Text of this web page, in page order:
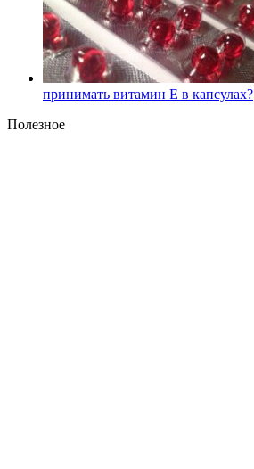
принимать витамин Е в капсулах?
Полезное